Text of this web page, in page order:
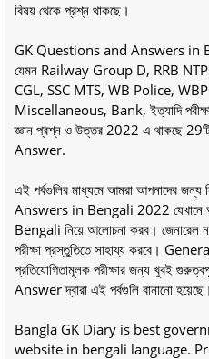
বিষয় থেকে প্রশ্ন থাকছে।
GK Questions and Answers in
যেমন Railway Group D, RRB
CGL, SSC MTS, WB Police,
Miscellaneous, Bank, ইত্যাদি
জ্ঞান প্রশ্ন ও উত্তর 2022 এ থাকছে
Answer.
এই পর্বগুলির মাধ্যমে আমরা আপনাদের
Answers in Bengali 2022 যেখানে
Bengali নিয়ে আলোচনা করব।
পরীক্ষা প্রস্তুতিতে সাহায্য করবে।
প্রতিযোগিতামূলক পরীক্ষার জন্য খুবই
Answer দ্বারা এই পর্বগুলি বানানো হয়েছে।
Bangla GK Diary is best
website in bengali language.